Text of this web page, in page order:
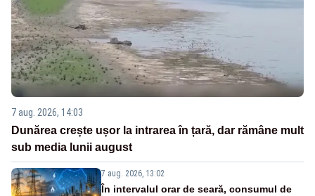
7 aug. 2026, 14:03
Dunărea crește ușor la intrarea în țară, dar rămâne mult
sub media lunii august
7 aug. 2026, 13:02
În intervalul orar de seară, consumul de